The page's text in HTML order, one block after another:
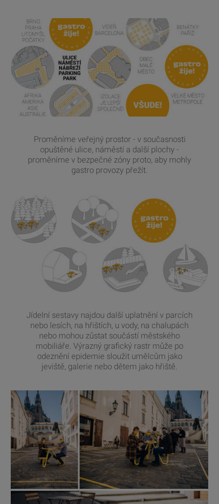
Proměníme veřejný prostor - v současnosti
opuštěné ulice, náměstí a další plochy -
proměníme v bezpečné zóny proto, aby mohly
gastro provozy přežít.
Jídelní sestavy najdou další uplatnění v parcích
nebo lesích, na hřištích, u vody, na chalupách
nebo mohou zůstat součástí městského
mobiliáře. Výrazný grafický rastr může po
odeznění epidemie sloužit umělcům jako
jeviště, galerie nebo dětem jako hřiště.